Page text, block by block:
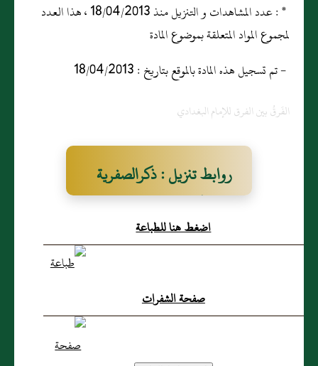
* : عدد المشاهدات و التنزيل منذ 18/04/2013 ، هذا العدد
لمجموع المواد المتعلقة بموضوع المادة
- تم تسجيل هذه المادة بالموقع بتاريخ : 18/04/2013
الفَرقُ بين الفرق للإمام البغدادي
روابط تنزيل : ذكرالصفرية
من الخوارج
اضغط هنا للطباعة
صفحة الشفرات